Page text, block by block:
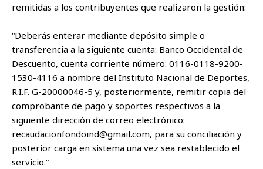
remitidas a los contribuyentes que realizaron la gestión:
“Deberás enterar mediante depósito simple o
transferencia a la siguiente cuenta: Banco Occidental de
Descuento, cuenta corriente número: 0116-0118-9200-
1530-4116 a nombre del Instituto Nacional de Deportes,
R.I.F. G-20000046-5 y, posteriormente, remitir copia del
comprobante de pago y soportes respectivos a la
siguiente dirección de correo electrónico:
recaudacionfondoind@gmail.com, para su conciliación y
posterior carga en sistema una vez sea restablecido el
servicio.”